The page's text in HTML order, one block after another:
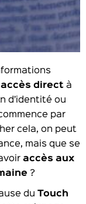
accès direct à
d’identité ou
par
cela, on peut
mais que se
accès aux
?
du
Touch